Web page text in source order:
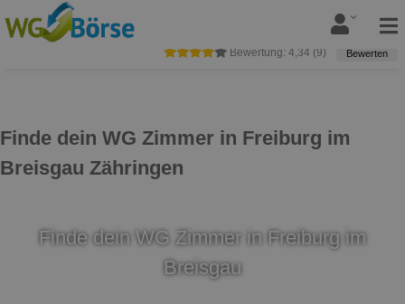
Finde dein WG Zimmer in Freiburg im
Breisgau Zähringen
Bewertung: 4,34 (9) Bewerten
Finde dein WG Zimmer in Freiburg im
Breisgau